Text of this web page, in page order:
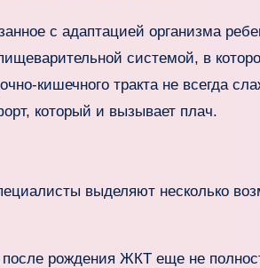
с адаптацией организма
системой, в
кишечного тракта не всегда
который и вызывает плач.
выделяют несколько
рождения ЖКТ еще не